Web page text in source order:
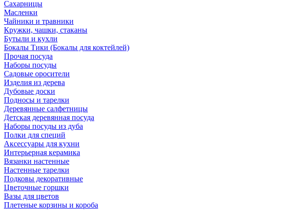
Сахарницы
Масленки
Чайники и травники
Кружки, чашки, стаканы
Бутыли и кухли
Бокалы Тики (Бокалы для коктейлей)
Прочая посуда
Наборы посуды
Садовые оросители
Изделия из дерева
Дубовые доски
Подносы и тарелки
Деревянные салфетницы
Детская деревянная посуда
Наборы посуды из дуба
Полки для специй
Аксессуары для кухни
Интерьерная керамика
Вязанки настенные
Настенные тарелки
Подковы декоративные
Цветочные горшки
Вазы для цветов
Плетеные корзины и короба